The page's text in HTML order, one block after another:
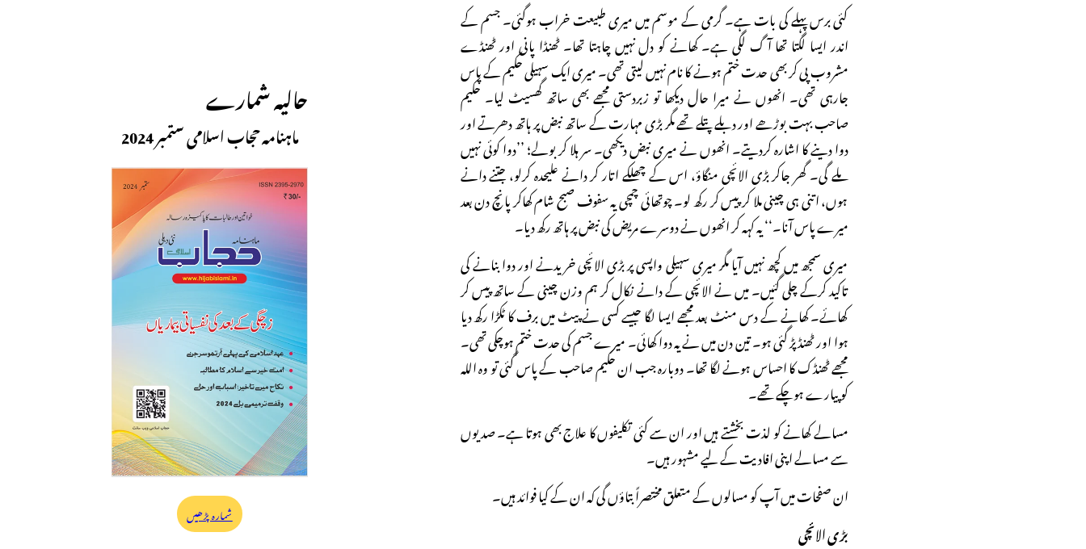
کئی برس پہلے کی بات ہے۔ گرمی کے موسم میں میری طبیعت خراب ہوگئی۔ جسم کے
اندر ایسا لگتا تھا آگ لگی ہے۔ کھانے کو دل نہیں چاہتا تھا۔ ٹھنڈا پانی اور ٹھنڈے
مشروب پی کر بھی حدت ختم ہونے کا نام نہیں لیتی تھی۔ میری ایک سہیلی حکیم کے پاس
جارہی تھی۔ انھوں نے میرا حال دیکھا تو زبردستی مجھے بھی ساتھ گھسیٹ لیا۔ حکیم
صاحب بہت بوڑھے اور دبلے پتلے تھے مگر بڑی مہارت کے ساتھ نبض پر ہاتھ دھرتے اور
دوا دینے کا اشارہ کردیتے۔ انھوں نے میری نبض دیکھی۔ سر ہلا کر بولے؛ ’’دوا کوئی نہیں
ملے گی۔ گھر جاکر بڑی الائچی منگاؤ، اس کے چھلکے اتار کر دانے علیحدہ کرلو، جتنے دانے
ہوں، اتنی ہی چینی ملا کر پیس کر رکھ لو۔ چوتھائی چمچی یہ سفوف صبح شام کھاکر پانچ دن بعد
میرے پاس آنا۔‘‘ یہ کہہ کر انھوں نے دوسرے مریض کی نبض پر ہاتھ رکھ دیا۔
میری سمجھ میں کچھ نہیں آیا مگر میری سہیلی واپسی پر بڑی الائچی خریدنے اور دوا بنانے کی
تاکید کرکے چلی گئیں۔ میں نے الائچی کے دانے نکال کر ہم وزن چینی کے ساتھ پیس کر
کھائے۔ کھانے کے دس منٹ بعد مجھے ایسا لگا جیسے کسی نے پیٹ میں برف کا ٹکڑا رکھ دیا
ہوا اور ٹھنڈ پڑ گئی ہو۔ تین دن میں نے یہ دوا کھائی۔ میرے جسم کی حدت ختم ہوچکی تھی۔
مجھے ٹھنڈک کا احساس ہونے لگا تھا۔ دوبارہ جب ان حکیم صاحب کے پاس گئی تو وہ اللہ
کو پیارے ہوچکے تھے۔
مسالے کھانے کو لذت بخشتے ہیں اور ان سے کئی تکلیفوں کا علاج بھی ہوتا ہے۔ صدیوں
سے مسالے اپنی افادیت کے لیے مشہور ہیں۔
ان صفحات میں آپ کو مسالوں کے متعلق مختصراً بتاؤں گی کہ ان کے کیا فوائد ہیں۔
بڑی الائچی
حالیہ شمارے
ماہنامہ حجاب اسلامی ستمبر 2024
شمارہ پڑھیں